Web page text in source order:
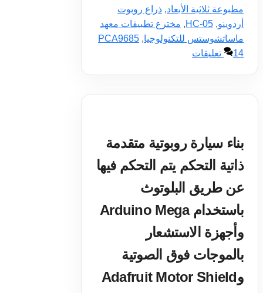
مطبوعة ثلاثية الأبعاد, ذراع روبوت
أردوينو,
HC-05
, مخترع تطبيقات معهد
ماساتشوستس للتكنولوجيا,
PCA9685
14 تعليقات
بناء سيارة روبوتية متقدمة
ذاتية التحكم يتم التحكم فيها
عن طريق البلوتوث
باستخدام Arduino Mega
وأجهزة الاستشعار
بالموجات فوق الصوتية
وAdafruit Motor Shield